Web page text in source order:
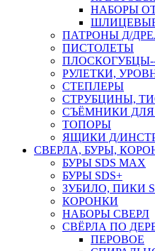
НАБОРЫ
ПАТРОНЫ Д/
ПИСТОЛЕТЫ
РУЛЕТКИ,
СТЕПЛЕРЫ
СТРУБЦИНЫ,
СЪЁМНИКИ
ТОПОРЫ
ЯЩИКИ Д/
СВЕРЛА, БУРЫ,
БУРЫ SDS MAX
БУРЫ SDS+
ЗУБИЛО, ПИКИ
КОРОНКИ
НАБОРЫ СВЕРЛ
СВЁРЛА ПО
ПЕРОВОЕ